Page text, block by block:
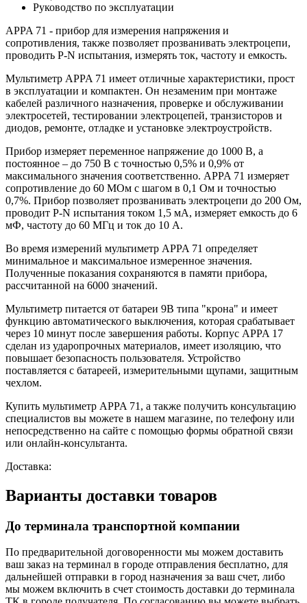
Руководство по эксплуатации
APPA 71 - прибор для измерения напряжения и
сопротивления, также позволяет прозванивать электроцепи,
проводить P-N испытания, измерять ток, частоту и емкость.
Мультиметр APPA 71 имеет отличные характеристики, прост
в эксплуатации и компактен. Он незаменим при монтаже
кабелей различного назначения, проверке и обслуживании
электросетей, тестировании электроцепей, транзисторов и
диодов, ремонте, отладке и установке электроустройств.
Прибор измеряет переменное напряжение до 1000 В, а
постоянное – до 750 В с точностью 0,5% и 0,9% от
максимального значения соответственно. APPA 71 измеряет
сопротивление до 60 МОм с шагом в 0,1 Ом и точностью
0,7%. Прибор позволяет прозванивать электроцепи до 200 Ом,
проводит P-N испытания током 1,5 мА, измеряет емкость до 6
мФ, частоту до 60 МГц и ток до 10 А.
Во время измерений мультиметр APPA 71 определяет
минимальное и максимальное измеренное значения.
Полученные показания сохраняются в памяти прибора,
рассчитанной на 6000 значений.
Мультиметр питается от батареи 9В типа "крона" и имеет
функцию автоматического выключения, которая срабатывает
через 10 минут после завершения работы. Корпус APPA 17
сделан из ударопрочных материалов, имеет изоляцию, что
повышает безопасность пользователя. Устройство
поставляется с батареей, измерительными щупами, защитным
чехлом.
Купить мультиметр APPA 71, а также получить консультацию
специалистов вы можете в нашем магазине, по телефону или
непосредственно на сайте с помощью формы обратной связи
или онлайн-консультанта.
Доставка:
Варианты доставки товаров
До терминала транспортной компании
По предварительной договоренности мы можем доставить
ваш заказ на терминал в городе отправления бесплатно, для
дальнейшей отправки в город назначения за ваш счет, либо
мы можем включить в счет стоимость доставки до терминала